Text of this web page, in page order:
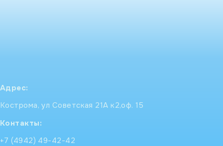
Адрес:
Кострома, ул Советская 21А к2,оф. 15
Контакты:
+7 (4942) 49-42-42